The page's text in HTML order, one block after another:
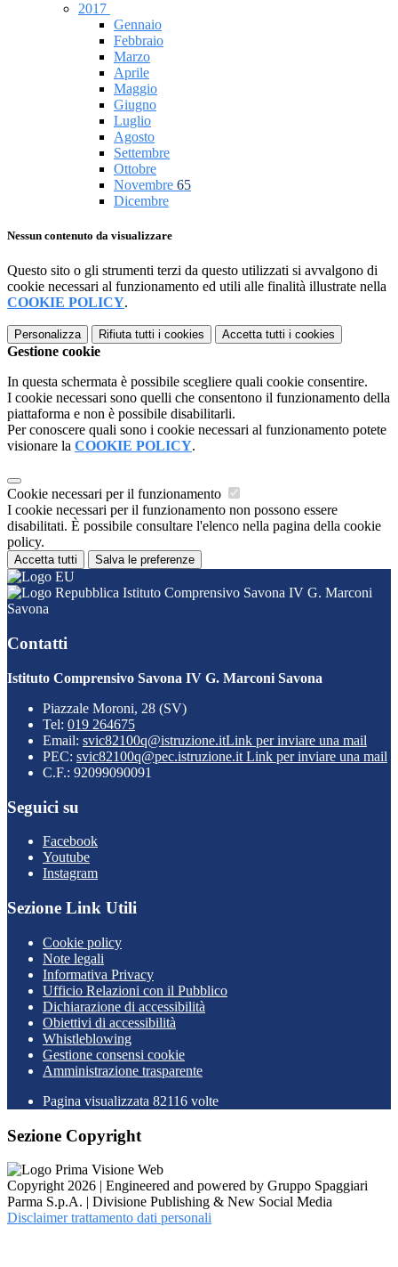
2017
Gennaio
Febbraio
Marzo
Aprile
Maggio
Giugno
Luglio
Agosto
Settembre
Ottobre
Novembre 65
Dicembre
Nessun contenuto da visualizzare
Questo sito o gli strumenti terzi da questo utilizzati si avvalgono di
cookie necessari al funzionamento ed utili alle finalità illustrate nella
COOKIE POLICY.
Personalizza Rifiuta tutti i cookies Accetta tutti i cookies
Gestione cookie
In questa schermata è possibile scegliere quali cookie consentire.
I cookie necessari sono quelli che consentono il funzionamento della
piattaforma e non è possibile disabilitarli.
Per conoscere quali sono i cookie necessari al funzionamento potete
visionare la COOKIE POLICY.
Cookie necessari per il funzionamento
I cookie necessari per il funzionamento non possono essere
disabilitati. È possibile consultare l'elenco nella pagina della cookie
policy.
Accetta tutti Salva le preferenze
Istituto Comprensivo Savona IV G. Marconi
Savona
Contatti
Istituto Comprensivo Savona IV G. Marconi Savona
Piazzale Moroni, 28 (SV)
Tel: 019 264675
Email: svic82100q@istruzione.itLink per inviare una mail
PEC: svic82100q@pec.istruzione.it Link per inviare una mail
C.F.: 92099090091
Seguici su
Facebook
Youtube
Instagram
Sezione Link Utili
Cookie policy
Note legali
Informativa Privacy
Ufficio Relazioni con il Pubblico
Dichiarazione di accessibilità
Obiettivi di accessibilità
Whistleblowing
Gestione consensi cookie
Amministrazione trasparente
Pagina visualizzata 82116 volte
Sezione Copyright
Copyright 2026 | Engineered and powered by Gruppo Spaggiari
Parma S.p.A. | Divisione Publishing & New Social Media
Disclaimer trattamento dati personali